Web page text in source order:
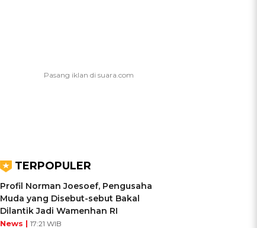
TERPOPULER
Profil Norman Joesoef, Pengusaha
Muda yang Disebut-sebut Bakal
Dilantik Jadi Wamenhan RI
News | 17:21 WIB